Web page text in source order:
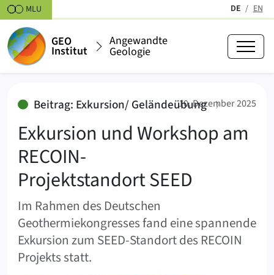
Zum Inhalt springen DE
(aktiv)
EN
MLU
GEO
Institut
Angewandte
Geologie
Exkursion und Workshop am
Beitrag: Exkursion/ Geländeübung:
Exkursion und Workshop am
RECOIN-
Projektstandort SEED
10. Dezember 2025
Im Rahmen des Deutschen
Geothermiekongresses fand eine spannende
Exkursion zum SEED-Standort des RECOIN
Projekts statt.